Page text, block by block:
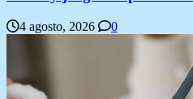
4 agosto, 2026 0